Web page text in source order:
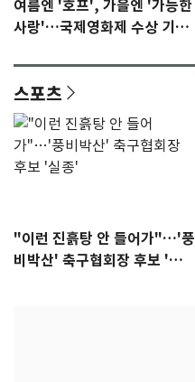
여름엔 '호프', 가을엔 '가능한
사랑'…국제영화제 수상 기대
스포츠
"이런 진흙탕 안 들어가"…'풍
비박산' 축구협회장 후보 '실